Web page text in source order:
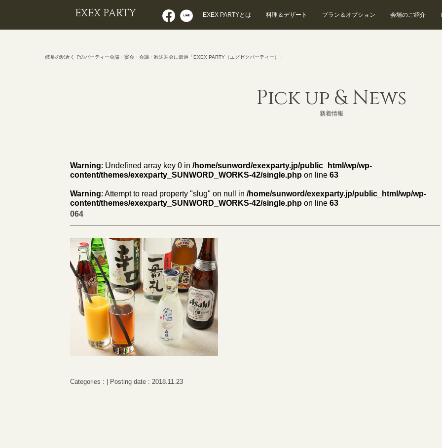
EXEX PARTY EXEX PARTYとは 料理＆デザート プラン＆オプション 会場のご紹介
岐阜の駅近くでのパーティー会場・宴会・会議・歓送迎会に最適「EXEX PARTY（エグゼクパーティー）」
Pick up & News
新着情報
Warning: Undefined array key 0 in /home/sunword/exexparty.jp/public_html/wp/wp-
content/themes/exexparty_SUNWORD_WORKS-42/single.php on line 63
Warning: Attempt to read property "slug" on null in /home/sunword/exexparty.jp/public_html/wp/wp-
content/themes/exexparty_SUNWORD_WORKS-42/single.php on line 63
064
Categories : | Posting date : 2018.11.23